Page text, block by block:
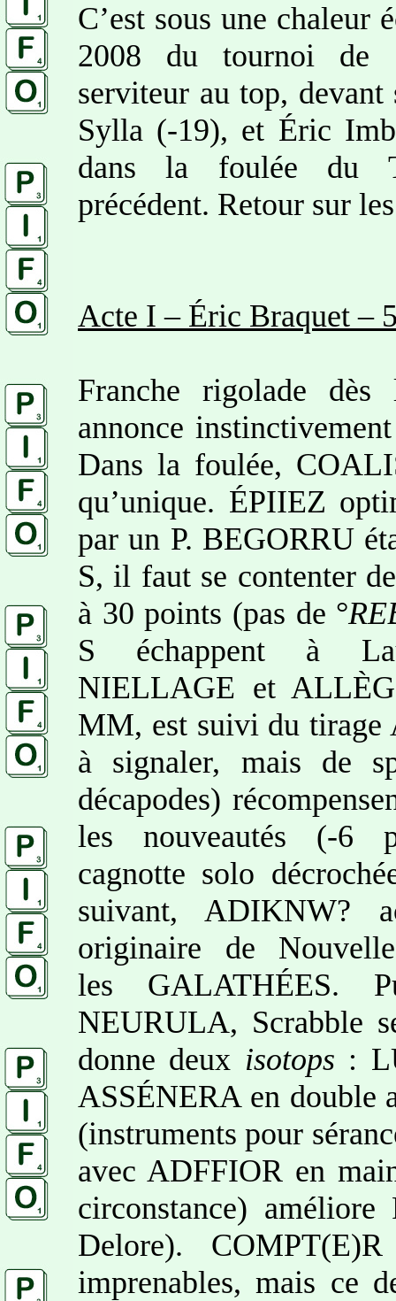
C’est sous une chaleur
2008 du tournoi de
serviteur au top,
Sylla (-19), et Éric
dans la foulée du
précédent. Retour sur
Acte I – Éric Braquet –
Franche rigolade
annonce
Dans la foulée,
qu’unique. ÉPIIEZ
par un P. BEGORRU
S, il faut se contenter
à 30 points (pas de °
S échappent à
NIELLAGE et
MM, est suivi du
à signaler, mais de
décapodes)
les nouveautés (-6
cagnotte solo
suivant, ADIKNW?
originaire de
les GALATHÉES.
NEURULA, Scrabble
donne deux isotops :
ASSÉNERA en double
(instruments pour
avec ADFFIOR en
circonstance)
Delore).
imprenables, mais ce